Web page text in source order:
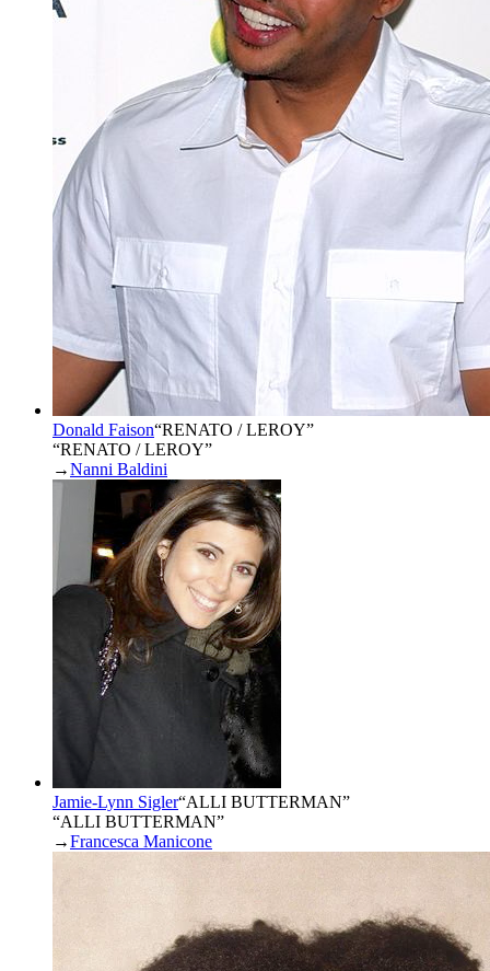
Donald Faison“RENATO / LEROY”
“RENATO / LEROY”
→Nanni Baldini
Jamie-Lynn Sigler“ALLI BUTTERMAN”
“ALLI BUTTERMAN”
→Francesca Manicone